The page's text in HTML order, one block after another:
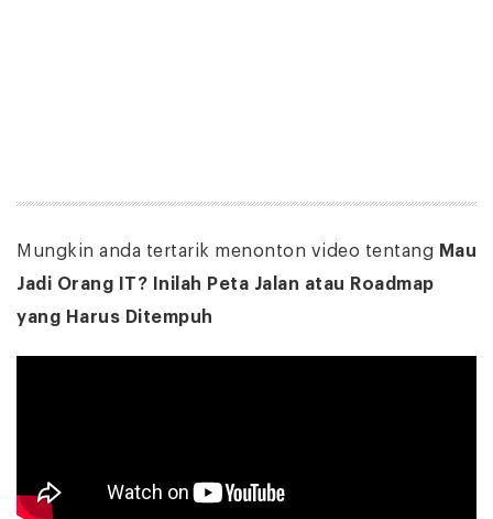
Mungkin anda tertarik menonton video tentang Mau
Jadi Orang IT? Inilah Peta Jalan atau Roadmap
yang Harus Ditempuh